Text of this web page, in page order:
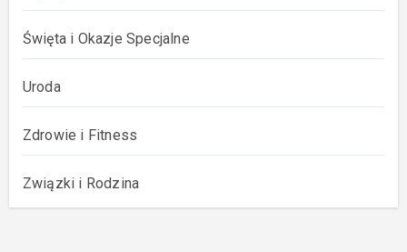
Święta i Okazje Specjalne
Uroda
Zdrowie i Fitness
Związki i Rodzina